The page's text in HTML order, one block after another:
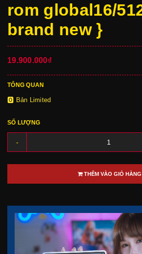
rom global16/
brand new }
19.900.000₫
TỔNG QUAN
🅾 Bản Limited
SỐ LƯỢNG
-
THÊM VÀO GIỎ HÀNG